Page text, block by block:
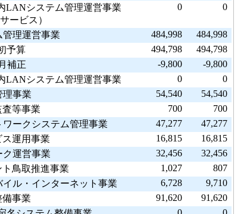
LANシステム管理運営事業
ービス）
0 0
管理運営事業 484,998
484,998
予算
494,798
494,798
補正
-9,800
-9,800
LANシステム管理運営事業
0
0
理事業
54,540
54,540
査等事業
700
700
ークシステム管理事業
47,277
47,277
ス運用事業
16,815
16,815
ク運営事業
32,456
32,456
鳥取推進事業
1,027
807
ル・インターネット事業
6,728
9,710
備事業
91,620
91,620